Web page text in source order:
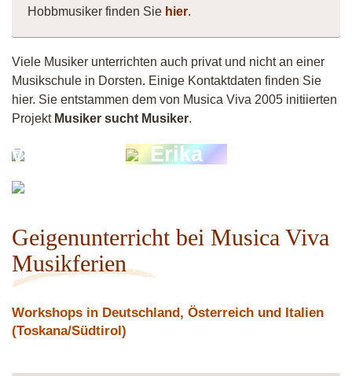
Hobbmusiker finden Sie hier.
Viele Musiker unterrichten auch privat und nicht an einer
Musikschule in Dorsten. Einige Kontaktdaten finden Sie
hier. Sie entstammen dem von Musica Viva 2005 initiierten
Projekt Musiker sucht Musiker.
Violinistin Erika
Geigenunterricht bei Musica Viva
Musikferien
Workshops in Deutschland, Österreich und Italien
(Toskana/Südtirol)